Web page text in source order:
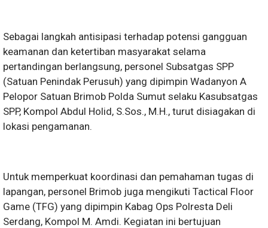
Sebagai langkah antisipasi terhadap potensi gangguan
keamanan dan ketertiban masyarakat selama
pertandingan berlangsung, personel Subsatgas SPP
(Satuan Penindak Perusuh) yang dipimpin Wadanyon A
Pelopor Satuan Brimob Polda Sumut selaku Kasubsatgas
SPP, Kompol Abdul Holid, S.Sos., M.H., turut disiagakan di
lokasi pengamanan.
Untuk memperkuat koordinasi dan pemahaman tugas di
lapangan, personel Brimob juga mengikuti Tactical Floor
Game (TFG) yang dipimpin Kabag Ops Polresta Deli
Serdang, Kompol M. Amdi. Kegiatan ini bertujuan